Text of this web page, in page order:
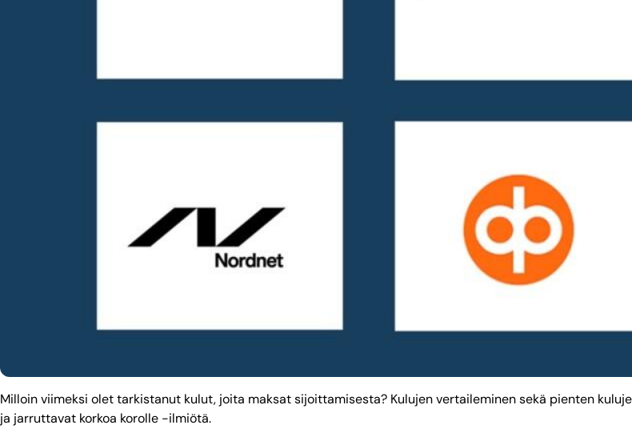
Milloin viimeksi olet tarkistanut kulut, joita maksat sijoittamisesta? Kulujen vertaileminen sekä pienten
ja jarruttavat korkoa korolle -ilmiötä.